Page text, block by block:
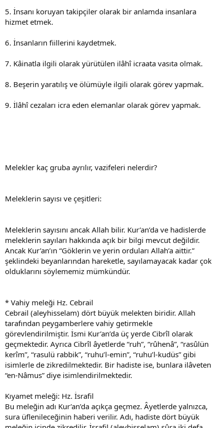
5. İnsanı koruyan takipçiler olarak bir anlamda insanlara
hizmet etmek.
6. İnsanların fiillerini kaydetmek.
7. Kâinatla ilgili olarak yürütülen ilâhî icraata vasıta olmak.
8. Beşerin yaratılış ve ölümüyle ilgili olarak görev yapmak.
9. İlâhî cezaları icra eden elemanlar olarak görev yapmak.
Melekler kaç gruba ayrılır, vazifeleri nelerdir?
Meleklerin sayısı ve çeşitleri:
Meleklerin sayısını ancak Allah bilir. Kur’an’da ve hadislerde
meleklerin sayıları hakkında açık bir bilgi mevcut değildir.
Ancak Kur’an’ın “Göklerin ve yerin orduları Allah’a aittir.”
şeklindeki beyanlarından hareketle, sayılamayacak kadar çok
olduklarını söylememiz mümkündür.
* Vahiy meleği Hz. Cebrail
Cebrail (aleyhisselam) dört büyük melekten biridir. Allah
tarafından peygamberlere vahiy getirmekle
görevlendirilmiştir. İsmi Kur’an’da üç yerde Cibrîl olarak
geçmektedir. Ayrıca Cibrîl âyetlerde “ruh”, “rûhenâ”, “rasûlün
kerîm”, “rasulü rabbik”, “ruhu’l-emin”, “ruhu’l-kudüs” gibi
isimlerle de zikredilmektedir. Bir hadiste ise, bunlara ilâveten
“en-Nâmus” diye isimlendirilmektedir.
Kıyamet meleği: Hz. İsrafil
Bu meleğin adı Kur’an’da açıkça geçmez. Âyetlerde yalnızca,
sura üflenileceğinin haberi verilir. Adı, hadiste dört büyük